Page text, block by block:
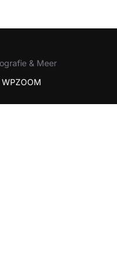
& Meer
WPZOOM